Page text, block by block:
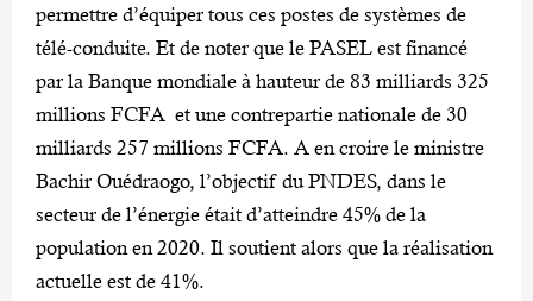
permettre d’équiper tous ces postes de systèmes de
télé-conduite. Et de noter que le PASEL est financé
par la Banque mondiale à hauteur de 83 milliards 325
millions FCFA et une contrepartie nationale de 30
milliards 257 millions FCFA. A en croire le ministre
Bachir Ouédraogo, l’objectif du PNDES, dans le
secteur de l’énergie était d’atteindre 45% de la
population en 2020. Il soutient alors que la réalisation
actuelle est de 41%.